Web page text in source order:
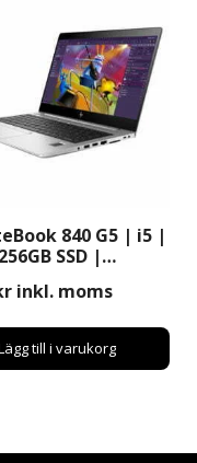
840 G5 | i5 |
SSD |
inkl. moms
till i varukorg